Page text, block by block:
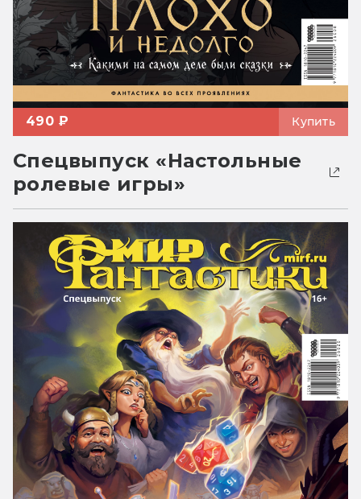
490 ₽ Купить
Спецвыпуск «Настольные
ролевые игры»